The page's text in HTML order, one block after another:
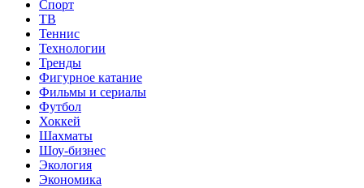
Спорт
ТВ
Теннис
Технологии
Тренды
Фигурное катание
Фильмы и сериалы
Футбол
Хоккей
Шахматы
Шоу-бизнес
Экология
Экономика